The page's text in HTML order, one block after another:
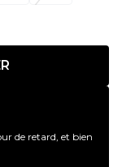
de retard, et bien